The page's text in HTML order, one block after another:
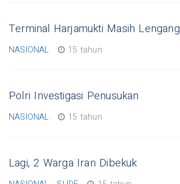
Terminal Harjamukti Masih Lengang
NASIONAL 15 tahun
Polri Investigasi Penusukan
NASIONAL 15 tahun
Lagi, 2 Warga Iran Dibekuk